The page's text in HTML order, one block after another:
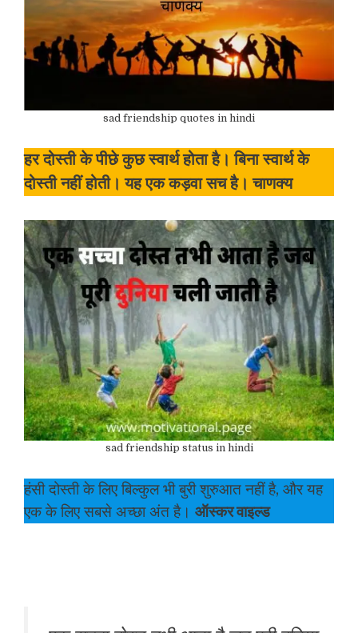
sad friendship quotes in hindi
हर दोस्ती के पीछे कुछ स्वार्थ होता है। बिना स्वार्थ के
दोस्ती नहीं होती। यह एक कड़वा सच है। चाणक्य
sad friendship status in hindi
हंसी दोस्ती के लिए बिल्कुल भी बुरी शुरुआत नहीं है, और यह
एक के लिए सबसे अच्छा अंत है। ऑस्कर वाइल्ड